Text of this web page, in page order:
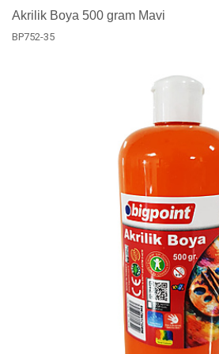
Akrilik Boya 500 gram Mavi
BP752-35